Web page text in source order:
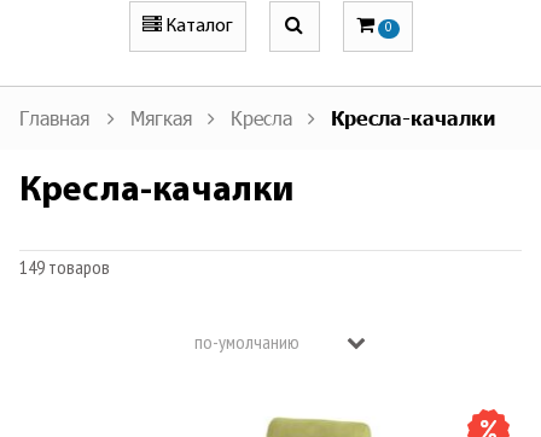
Каталог 0
Главная Мягкая Кресла Кресла-качалки
Кресла-качалки
149 товаров